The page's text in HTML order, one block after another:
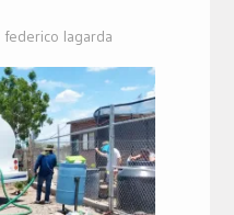
federico lagarda